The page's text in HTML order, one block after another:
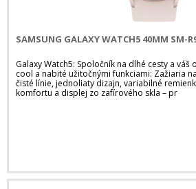
SAMSUNG GALAXY WATCH5 40MM SM-
Galaxy Watch5: Spoločník na dlhé cesty a
cool a nabité užitočnými funkciami: Zažiaria
čisté línie, jednoliaty dizajn, variabilné
komfortu a displej zo zafírového skla – pr